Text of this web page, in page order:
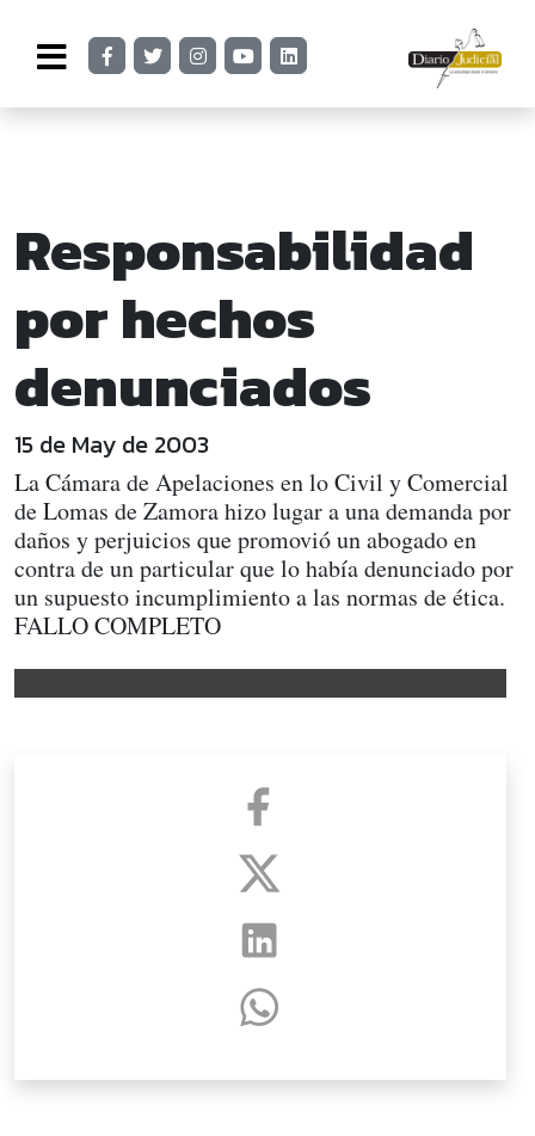
Responsabilidad
por hechos
denunciados
15 de May de 2003
La Cámara de Apelaciones en lo Civil y Comercial
de Lomas de Zamora hizo lugar a una demanda por
daños y perjuicios que promovió un abogado en
contra de un particular que lo había denunciado por
un supuesto incumplimiento a las normas de ética.
FALLO COMPLETO